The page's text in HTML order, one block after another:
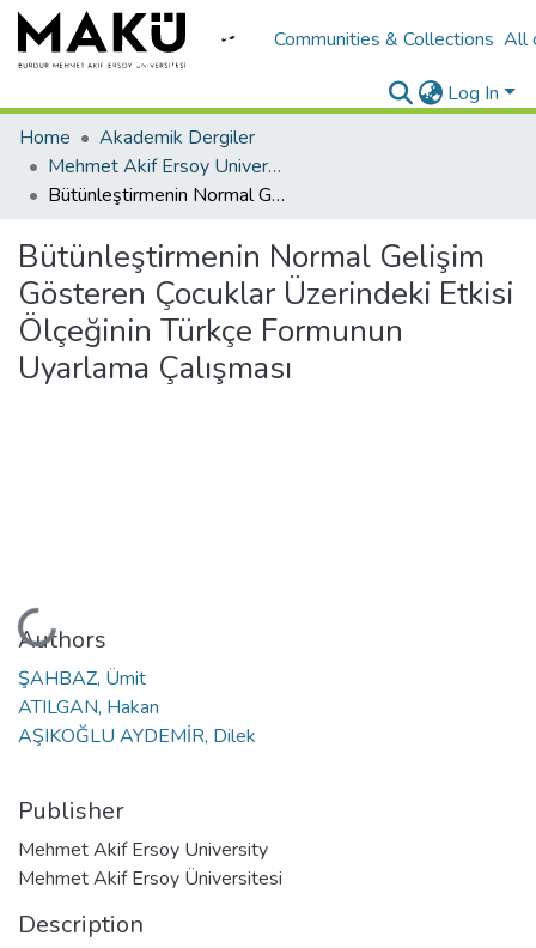
Communities & Collections All
Log In
Home
Akademik Dergiler
Mehmet Akif Ersoy University Journal of Education Faculty
Bütünleştirmenin Normal Gelişim Gösteren Çocuklar Üzerindeki Etkisi Ölçeğinin Türkçe Formunun Uyarlama Çalışması
Bütünleştirmenin Normal Gelişim
Gösteren Çocuklar Üzerindeki Etkisi
Ölçeğinin Türkçe Formunun
Uyarlama Çalışması
Loading...
Authors
ŞAHBAZ, Ümit
ATILGAN, Hakan
AŞIKOĞLU AYDEMİR, Dilek
Publisher
Mehmet Akif Ersoy University
Mehmet Akif Ersoy Üniversitesi
Description